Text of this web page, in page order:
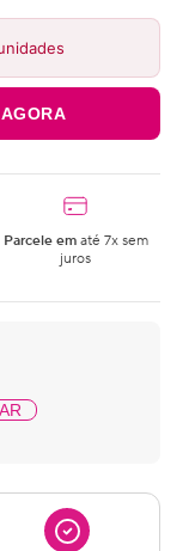
Parcele ematé 7x sem
juros